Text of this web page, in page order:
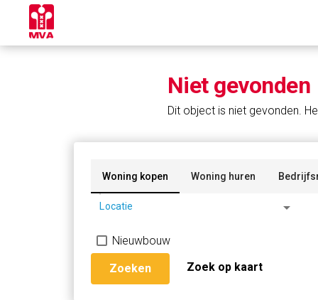
Niet gevonden
Dit object is niet gevonden.
Woning kopen Woning huren
Locatie arrow_drop_down
Nieuwbouw
Zoeken Zoek op kaart